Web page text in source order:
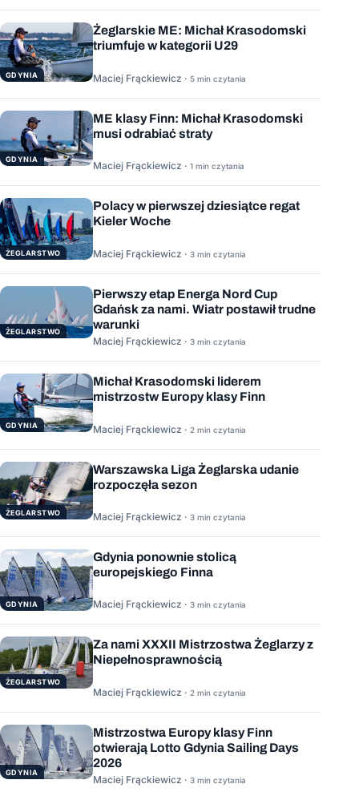
GDYNIA
Żeglarskie ME: Michał Krasodomski
triumfuje w kategorii U29
Maciej Frąckiewicz · 5 min czytania
GDYNIA
ME klasy Finn: Michał Krasodomski
musi odrabiać straty
Maciej Frąckiewicz · 1 min czytania
ŻEGLARSTWO
Polacy w pierwszej dziesiątce regat
Kieler Woche
Maciej Frąckiewicz · 3 min czytania
ŻEGLARSTWO
Pierwszy etap Energa Nord Cup
Gdańsk za nami. Wiatr postawił trudne
warunki
Maciej Frąckiewicz · 3 min czytania
GDYNIA
Michał Krasodomski liderem
mistrzostw Europy klasy Finn
Maciej Frąckiewicz · 2 min czytania
ŻEGLARSTWO
Warszawska Liga Żeglarska udanie
rozpoczęła sezon
Maciej Frąckiewicz · 3 min czytania
GDYNIA
Gdynia ponownie stolicą
europejskiego Finna
Maciej Frąckiewicz · 3 min czytania
ŻEGLARSTWO
Za nami XXXII Mistrzostwa Żeglarzy z
Niepełnosprawnością
Maciej Frąckiewicz · 2 min czytania
GDYNIA
Mistrzostwa Europy klasy Finn
otwierają Lotto Gdynia Sailing Days
2026
Maciej Frąckiewicz · 3 min czytania